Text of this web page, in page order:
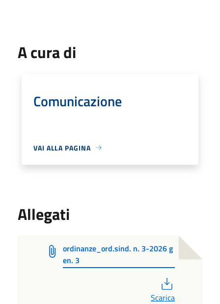
A cura di
Comunicazione
VAI ALLA PAGINA
Allegati
ordinanze_ord.sind. n. 3-2026 g
en. 3
Scarica